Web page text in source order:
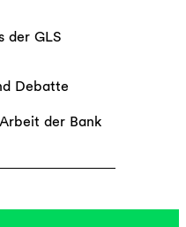
der GLS
Debatte
der Bank